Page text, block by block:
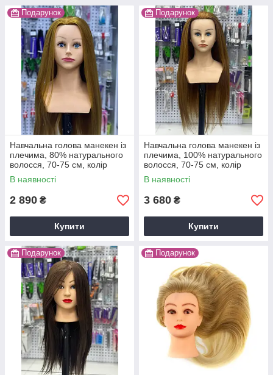
Подарунок
Навчальна голова манекен із
плечима, 80% натурального
волосся, 70-75 см, колір
золото
В наявності
2 890 ₴
Купити
Подарунок
Навчальна голова манекен із
плечима, 100% натурального
волосся, 70-75 см, колір
золото
В наявності
3 680 ₴
Купити
Подарунок Подарунок